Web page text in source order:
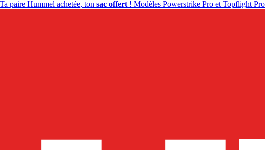
Ta paire Hummel achetée, ton sac offert ! Modèles Powerstrike Pro et Topflight Pro